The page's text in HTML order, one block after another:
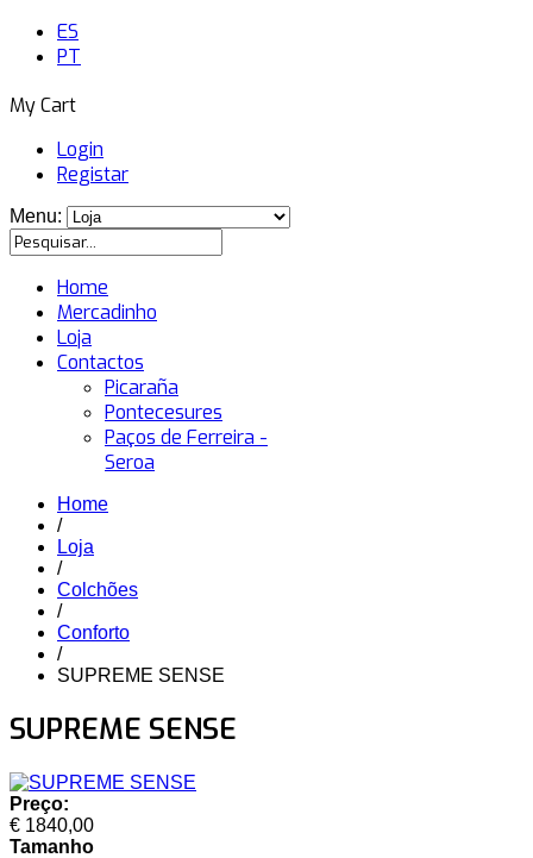
ES
PT
My Cart
Login
Registar
Menu:
Home
Mercadinho
Loja
Contactos
Picaraña
Pontecesures
Paços de Ferreira -
Seroa
Home
/
Loja
/
Colchões
/
Conforto
/
SUPREME SENSE
SUPREME SENSE
Preço:
€ 1840,00
Tamanho